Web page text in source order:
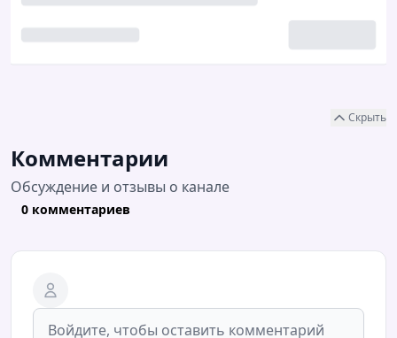
Скрыть
Комментарии
Обсуждение и отзывы о канале
0 комментариев